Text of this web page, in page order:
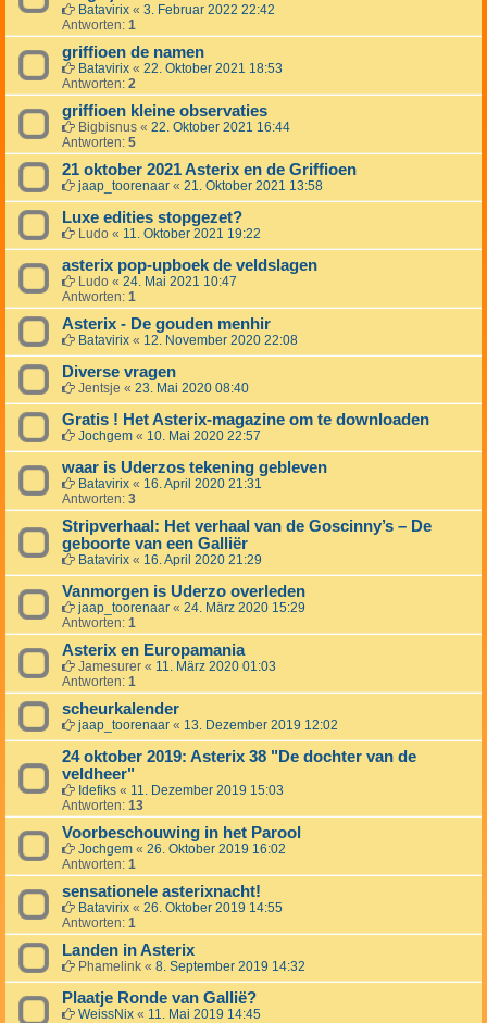
Batavirix « 3. Februar 2022 22:42
Antworten: 1
griffioen de namen
Batavirix « 22. Oktober 2021 18:53
Antworten: 2
griffioen kleine observaties
Bigbisnus « 22. Oktober 2021 16:44
Antworten: 5
21 oktober 2021 Asterix en de Griffioen
jaap_toorenaar « 21. Oktober 2021 13:58
Luxe edities stopgezet?
Ludo « 11. Oktober 2021 19:22
asterix pop-upboek de veldslagen
Ludo « 24. Mai 2021 10:47
Antworten: 1
Asterix - De gouden menhir
Batavirix « 12. November 2020 22:08
Diverse vragen
Jentsje « 23. Mai 2020 08:40
Gratis ! Het Asterix-magazine om te downloaden
Jochgem « 10. Mai 2020 22:57
waar is Uderzos tekening gebleven
Batavirix « 16. April 2020 21:31
Antworten: 3
Stripverhaal: Het verhaal van de Goscinny’s – De
geboorte van een Galliër
Batavirix « 16. April 2020 21:29
Vanmorgen is Uderzo overleden
jaap_toorenaar « 24. März 2020 15:29
Antworten: 1
Asterix en Europamania
Jamesurer « 11. März 2020 01:03
Antworten: 1
scheurkalender
jaap_toorenaar « 13. Dezember 2019 12:02
24 oktober 2019: Asterix 38 "De dochter van de
veldheer"
Idefiks « 11. Dezember 2019 15:03
Antworten: 13
Voorbeschouwing in het Parool
Jochgem « 26. Oktober 2019 16:02
Antworten: 1
sensationele asterixnacht!
Batavirix « 26. Oktober 2019 14:55
Antworten: 1
Landen in Asterix
Phamelink « 8. September 2019 14:32
Plaatje Ronde van Gallië?
WeissNix « 11. Mai 2019 14:45